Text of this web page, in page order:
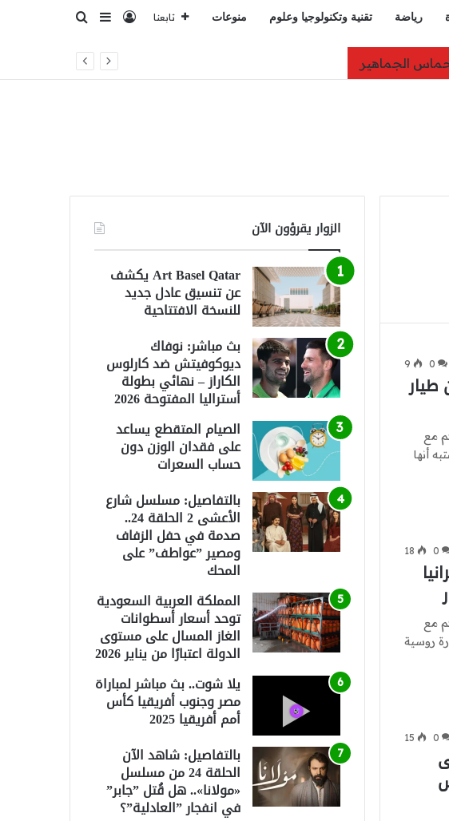
رياضة تقنية وتكنولوجيا وعلوم منوعات تابعنا تسجيل الدخول
إضافة عمود
بحث عن
مانشستر سيتي
0
9
طيار
مع
أنها
0
18
مع
روسية
0
15
الزوار يقرؤون الآن
Art Basel Qatar يكشف
عن تنسيق عادل جديد
للنسخة الافتتاحية
بث مباشر: نوفاك
ديوكوفيتش ضد كارلوس
الكاراز – نهائي بطولة
أستراليا المفتوحة 2026
الصيام المتقطع يساعد
على فقدان الوزن دون
حساب السعرات
بالتفاصيل: مسلسل شارع
الأعشى 2 الحلقة 24..
صدمة في حفل الزفاف
ومصير ”عواطف” على
المحك
المملكة العربية السعودية
توحد أسعار أسطوانات
الغاز المسال على مستوى
الدولة اعتبارًا من يناير 2026
يلا شوت.. بث مباشر لمباراة
مصر وجنوب أفريقيا كأس
أمم أفريقيا 2025
بالتفاصيل: شاهد الآن
الحلقة 24 من مسلسل
«مولانا».. هل قُتل ”جابر”
في انفجار ”العادلية”؟